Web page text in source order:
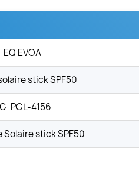
EQ EVOA
stick SPF50
PGL-4156
Solaire stick SPF50